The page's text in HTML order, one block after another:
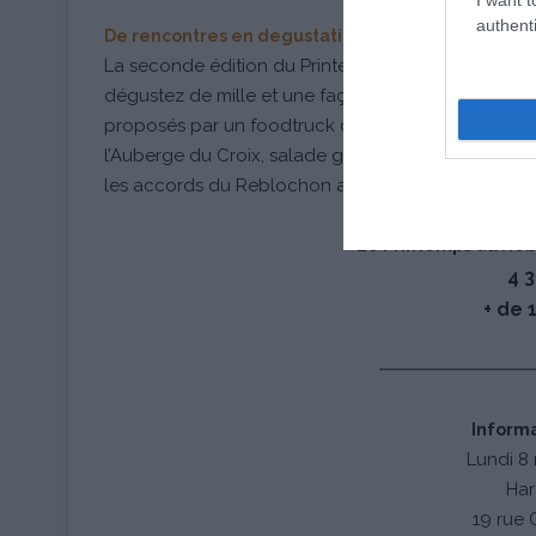
De rencontres en degustations
La seconde édition du Printemps du Reblochon
dégustez de mille et une façons le Reblochon
proposés par un foodtruck du bassin Annécien,
l’Auberge du Croix, salade gourmande au
les accords du Reblochon avec le vin ou la bière
4
+ de
Lundi 8
19 rue